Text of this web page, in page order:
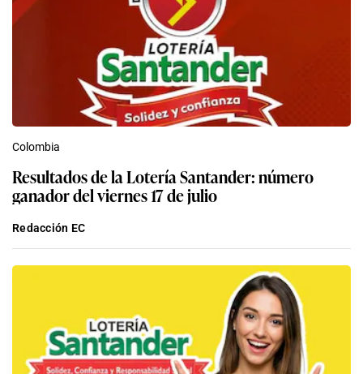
Colombia
Resultados de la Lotería Santander: número
ganador del viernes 17 de julio
Redacción EC